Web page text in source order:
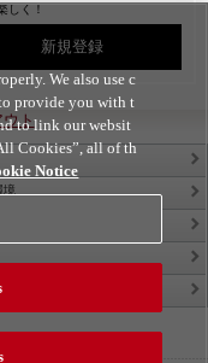
しく！
新規登録
ト
境
We also use c
provide you with t
to link our websit
Cookies”, all of th
Notice